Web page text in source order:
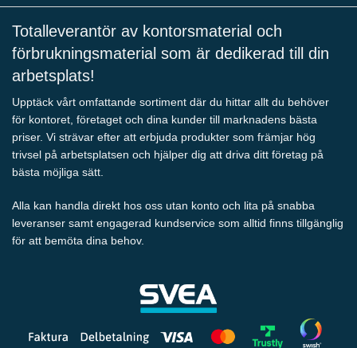
Totalleverantör av kontorsmaterial och
förbrukningsmaterial som är dedikerad till din
arbetsplats!
Upptäck vårt omfattande sortiment där du hittar allt du behöver
för kontoret, företaget och dina kunder till marknadens bästa
priser. Vi strävar efter att erbjuda produkter som främjar hög
trivsel på arbetsplatsen och hjälper dig att driva ditt företag på
bästa möjliga sätt.
Alla kan handla direkt hos oss utan konto och lita på snabba
leveranser samt engagerad kundservice som alltid finns tillgänglig
för att bemöta dina behov.